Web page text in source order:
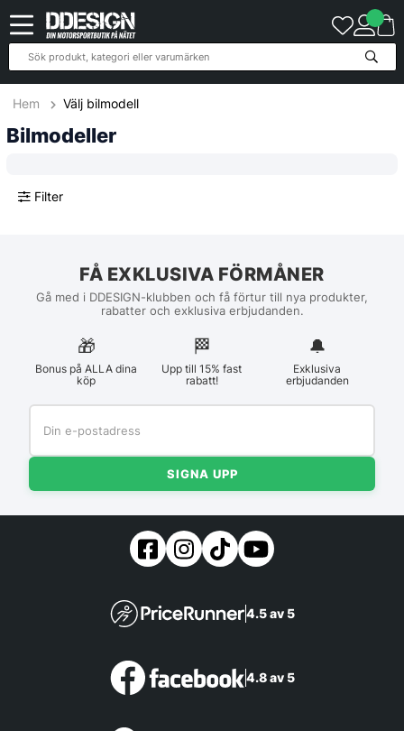
Hem Välj bilmodell
Bilmodeller
Filter
FÅ EXKLUSIVA FÖRMÅNER
Gå med i DDESIGN-klubben och få förtur till nya produkter,
rabatter och exklusiva erbjudanden.
🎁
Bonus på ALLA dina
köp
🏁︎
Upp till 15% fast
rabatt!
🔔
Exklusiva
erbjudanden
SIGNA UPP
4.5 av 5
4.8 av 5